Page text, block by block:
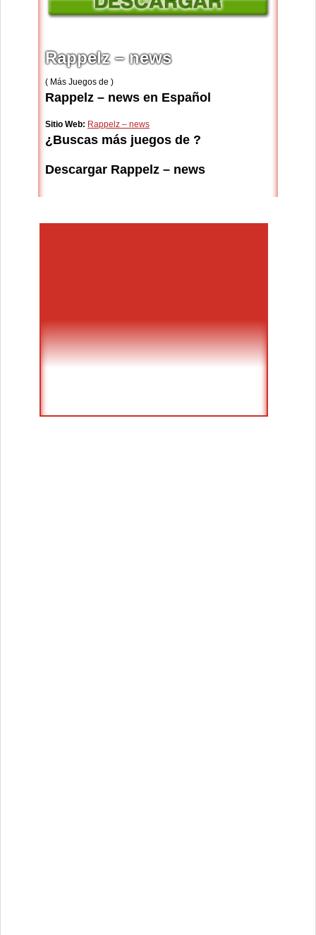
Rappelz – news
( Más Juegos de )
Rappelz – news en Español
Sitio Web: Rappelz – news
¿Buscas más juegos de ?
Descargar Rappelz – news